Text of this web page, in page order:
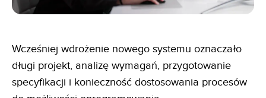
Wcześniej wdrożenie nowego systemu oznaczało
długi projekt, analizę wymagań, przygotowanie
specyfikacji i konieczność dostosowania procesów